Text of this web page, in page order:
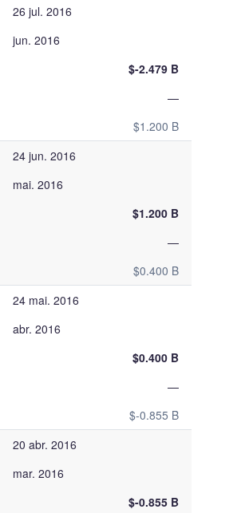
26 jul. 2016
jun. 2016
$-2.479 B
—
$1.200 B
24 jun. 2016
mai. 2016
$1.200 B
—
$0.400 B
24 mai. 2016
abr. 2016
$0.400 B
—
$-0.855 B
20 abr. 2016
mar. 2016
$-0.855 B